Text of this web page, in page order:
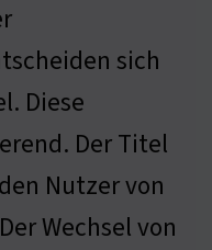
sich
Diese
Der Titel
Nutzer von
Wechsel von